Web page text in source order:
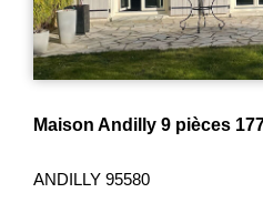
Maison Soisy Sous
SOISY SOUS